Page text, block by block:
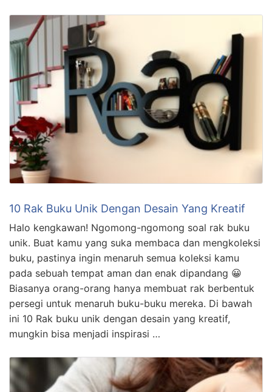
10 Rak Buku Unik Dengan Desain Yang Kreatif
Halo kengkawan! Ngomong-ngomong soal rak buku
unik. Buat kamu yang suka membaca dan mengkoleksi
buku, pastinya ingin menaruh semua koleksi kamu
pada sebuah tempat aman dan enak dipandang 😀
Biasanya orang-orang hanya membuat rak berbentuk
persegi untuk menaruh buku-buku mereka. Di bawah
ini 10 Rak buku unik dengan desain yang kreatif,
mungkin bisa menjadi inspirasi …